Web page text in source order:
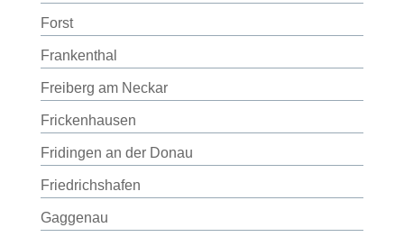
Forst
Frankenthal
Freiberg am Neckar
Frickenhausen
Fridingen an der Donau
Friedrichshafen
Gaggenau